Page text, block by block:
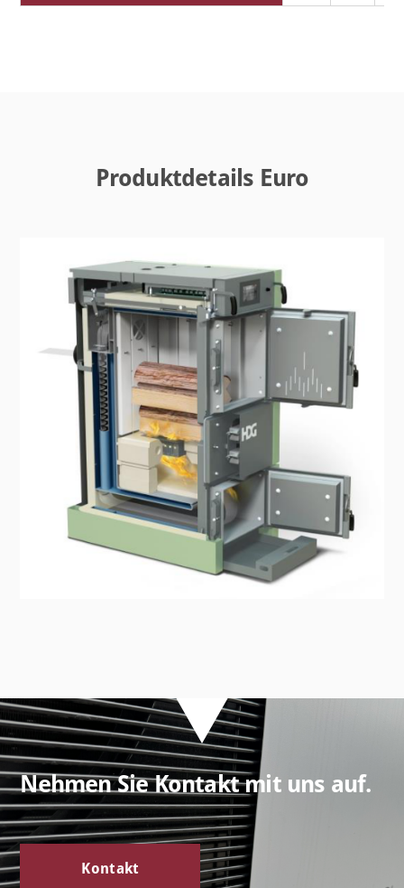
Produktdetails Euro
Nehmen Sie Kontakt mit uns auf.
Kontakt